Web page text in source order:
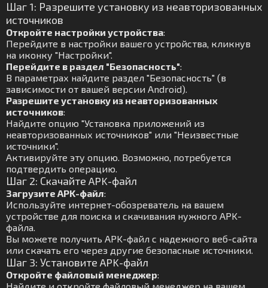
Шаг 1: Разрешите установку из неавторизованных
источников
Откройте настройки устройства:
Перейдите в настройки вашего устройства, кликнув
на иконку "Настройки".
Перейдите в раздел "Безопасность":
В параметрах найдите раздел "Безопасность" (в
зависимости от вашей версии Android).
Разрешите установку из неавторизованных
источников:
Найдите опцию "Установка приложений из
неавторизованных источников" или "Неизвестные
источники".
Активируйте эту опцию. Возможно, потребуется
подтвердить операцию.
Шаг 2: Скачайте APK-файл
Загрузите APK-файл:
Используйте интернет-обозреватель на вашем
устройстве для поиска и скачивания нужного APK-
файла.
Вы можете получить APK-файл с надежного веб-сайта
или скачать его через другие безопасные источники.
Шаг 3: Установите APK-файл
Откройте файловый менеджер: